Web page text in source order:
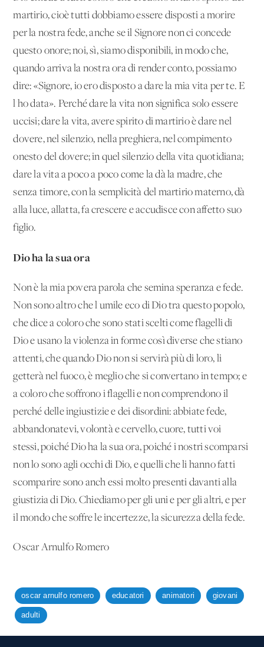
martirio, cioè tutti dobbiamo essere disposti a morire
per la nostra fede, anche se il Signore non ci concede
questo onore; noi, sì, siamo disponibili, in modo che,
quando arriva la nostra ora di render conto, possiamo
dire: «Signore, io ero disposto a dare la mia vita per te. E
l'ho data». Perché dare la vita non significa solo essere
uccisi; dare la vita, avere spirito di martirio è dare nel
dovere, nel silenzio, nella preghiera, nel compimento
onesto del dovere; in quel silenzio della vita quotidiana;
dare la vita a poco a poco come la dà la madre, che
senza timore, con la semplicità del martirio materno, dà
alla luce, allatta, fa crescere e accudisce con affetto suo
figlio.
Dio ha la sua ora
Non è la mia povera parola che semina speranza e fede.
Non sono altro che l'umile eco di Dio tra questo popolo,
che dice a coloro che sono stati scelti come flagelli di
Dio e usano la violenza in forme così diverse che stiano
attenti, che quando Dio non si servirà più di loro, li
getterà nel fuoco, è meglio che si convertano in tempo; e
a coloro che soffrono i flagelli e non comprendono il
perché delle ingiustizie e dei disordini: abbiate fede,
abbandonatevi, volontà e cervello, cuore, tutti voi
stessi, poiché Dio ha la sua ora, poiché i nostri scomparsi
non lo sono agli occhi di Dio, e quelli che li hanno fatti
scomparire sono anch'essi molto presenti davanti alla
giustizia di Dio. Chiediamo per gli uni e per gli altri, e per
il mondo che soffre le incertezze, la sicurezza della fede.
Oscar Arnulfo Romero
oscar arnulfo romero educatori animatori giovani
adulti